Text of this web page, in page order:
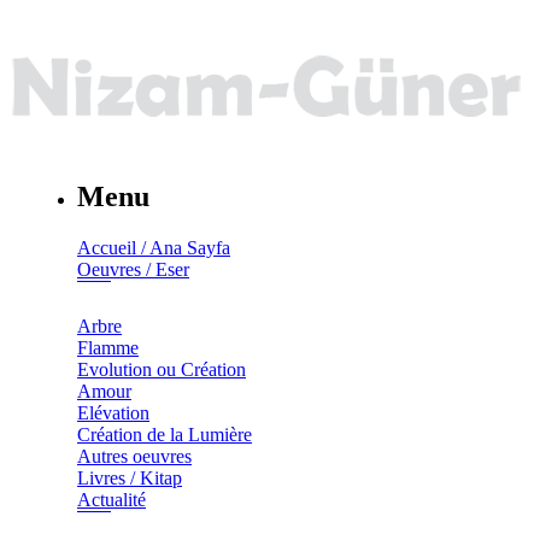
Menu
Accueil / Ana Sayfa
Oeuvres / Eser
Arbre
Flamme
Evolution ou Création
Amour
Elévation
Création de la Lumière
Autres oeuvres
Livres / Kitap
Actualité